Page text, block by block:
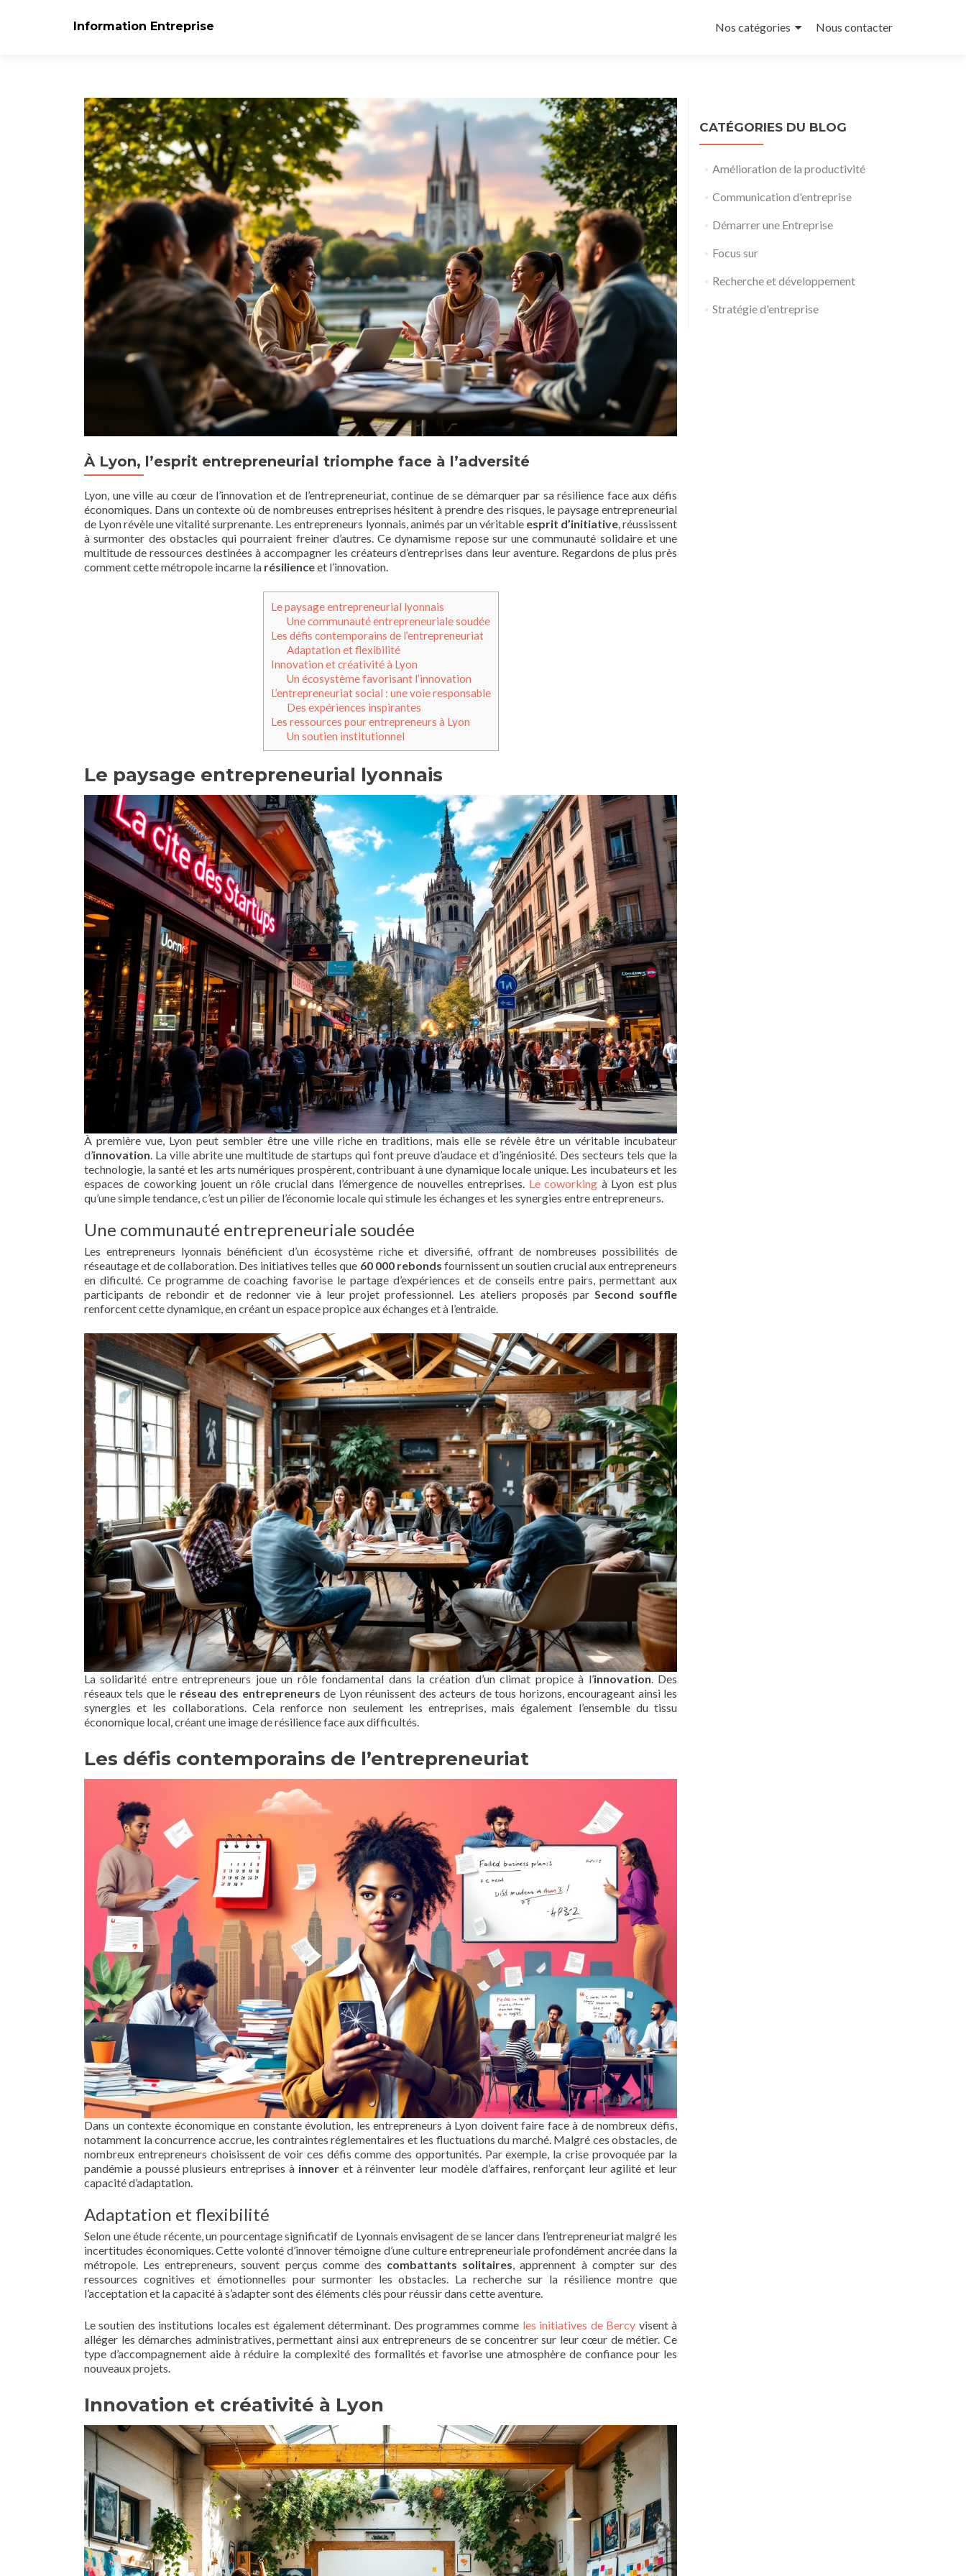
Information Entreprise
au
Nos catégories Nous contacter
À Lyon, l’esprit entrepreneurial triomphe face à l’adversité
Lyon, une ville au cœur de l’innovation et de l’entrepreneuriat, continue de se démarquer par sa résilience face aux défis
économiques. Dans un contexte où de nombreuses entreprises hésitent à prendre des risques, le paysage entrepreneurial
de Lyon révèle une vitalité surprenante. Les entrepreneurs lyonnais, animés par un véritable esprit d’initiative, réussissent
à surmonter des obstacles qui pourraient freiner d’autres. Ce dynamisme repose sur une communauté solidaire et une
multitude de ressources destinées à accompagner les créateurs d’entreprises dans leur aventure. Regardons de plus près
comment cette métropole incarne la résilienceet l’innovation.
Le paysage entrepreneurial lyonnais
Une communauté entrepreneuriale soudée
Les défis contemporains de l’entrepreneuriat
Adaptation et flexibilité
Innovation et créativité à Lyon
Un écosystème favorisant l’innovation
L’entrepreneuriat social : une voie responsable
Des expériences inspirantes
Les ressources pour entrepreneurs à Lyon
Un soutien institutionnel
Le paysage entrepreneurial lyonnais
À première vue, Lyon peut sembler être une ville riche en traditions, mais elle se révèle être un véritable incubateur
d’innovation. La ville abrite une multitude de startups qui font preuve d’audace et d’ingéniosité. Des secteurs tels que la
technologie, la santé et les arts numériques prospèrent, contribuant à une dynamique locale unique. Les incubateurs et les
espaces de coworking jouent un rôle crucial dans l’émergence de nouvelles entreprises. Le coworking à Lyon est plus
qu’une simple tendance, c’est un pilier de l’économie locale qui stimule les échanges et les synergies entre entrepreneurs.
Une communauté entrepreneuriale soudée
Les entrepreneurs lyonnais bénéficient d’un écosystème riche et diversifié, offrant de nombreuses possibilités de
réseautage et de collaboration. Des initiatives telles que 60 000 rebonds fournissent un soutien crucial aux entrepreneurs
en dificulté. Ce programme de coaching favorise le partage d’expériences et de conseils entre pairs, permettant aux
participants de rebondir et de redonner vie à leur projet professionnel. Les ateliers proposés parSecond souffle
renforcent cette dynamique, en créant un espace propice aux échanges et à l’entraide.
La solidarité entre entrepreneurs joue un rôle fondamental dans la création d’un climat propice à l’innovation. Des
réseaux tels que le réseau des entrepreneurs de Lyon réunissent des acteurs de tous horizons, encourageant ainsi les
synergies et les collaborations. Cela renforce non seulement les entreprises, mais également l’ensemble du tissu
économique local, créant une image de résilience face aux difficultés.
Les défis contemporains de l’entrepreneuriat
Dans un contexte économique en constante évolution, les entrepreneurs à Lyon doivent faire face à de nombreux défis,
notamment la concurrence accrue, les contraintes réglementaires et les fluctuations du marché. Malgré ces obstacles, de
nombreux entrepreneurs choisissent de voir ces défis comme des opportunités. Par exemple, la crise provoquée par la
pandémie a poussé plusieurs entreprises à innoveret à réinventer leur modèle d’affaires, renforçant leur agilité et leur
capacité d’adaptation.
Adaptation et flexibilité
Selon une étude récente, un pourcentage significatif de Lyonnais envisagent de se lancer dans l’entrepreneuriat malgré les
incertitudes économiques. Cette volonté d’innover témoigne d’une culture entrepreneuriale profondément ancrée dans la
métropole. Les entrepreneurs, souvent perçus comme des combattants solitaires, apprennent à compter sur des
ressources cognitives et émotionnelles pour surmonter les obstacles. La recherche sur la résilience montre que
l’acceptation et la capacité à s’adapter sont des éléments clés pour réussir dans cette aventure.
Le soutien des institutions locales est également déterminant. Des programmes comme les initiatives de Bercy visent à
alléger les démarches administratives, permettant ainsi aux entrepreneurs de se concentrer sur leur cœur de métier. Ce
type d’accompagnement aide à réduire la complexité des formalités et favorise une atmosphère de confiance pour les
nouveaux projets.
Innovation et créativité à Lyon
CATÉGORIES DU BLOG
Amélioration de la productivité
Communication d'entreprise
Démarrer une Entreprise
Focus sur
Recherche et développement
Stratégie d'entreprise